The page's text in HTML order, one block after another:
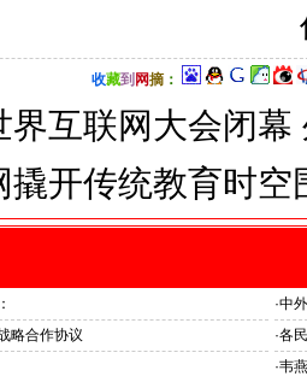
收藏到 网摘：
界互联网大会闭
撬开传统教育时空
·中
略合作协议 ·各
·韦